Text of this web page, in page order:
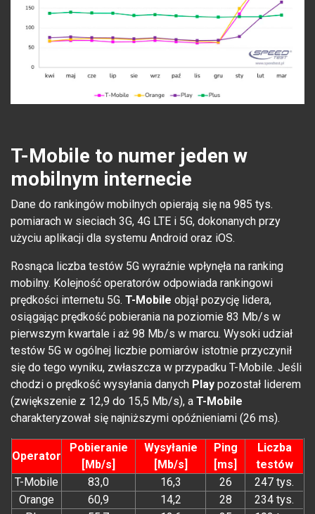
T-Mobile to numer jeden w
mobilnym internecie
Dane do rankingów mobilnych opierają się na 985 tys.
pomiarach w sieciach 3G, 4G LTE i 5G, dokonanych przy
użyciu aplikacji dla systemu Android oraz iOS.
Rosnąca liczba testów 5G wyraźnie wpłynęła na ranking
mobilny. Kolejność operatorów odpowiada rankingowi
prędkości internetu 5G. T-Mobile objął pozycję lidera,
osiągając prędkość pobierania na poziomie 83 Mb/s w
pierwszym kwartale i aż 98 Mb/s w marcu. Wysoki udział
testów 5G w ogólnej liczbie pomiarów istotnie przyczynił
się do tego wyniku, zwłaszcza w przypadku T-Mobile. Jeśli
chodzi o prędkość wysyłania danych Play pozostał liderem
(zwiększenie z 12,9 do 15,5 Mb/s), a T-Mobile
charakteryzował się najniższymi opóźnieniami (26 ms).
Operator
Pobieranie
[Mb/s]
Wysyłanie
[Mb/s]
Ping
[ms]
Liczba
testów
T-Mobile
83,0 16,3 26
247 tys.
Orange
60,9 14,2 28
234 tys.